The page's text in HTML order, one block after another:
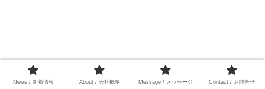
News / 新着情報 About / 会社概要 Message / メッセージ Contact / お問合せ